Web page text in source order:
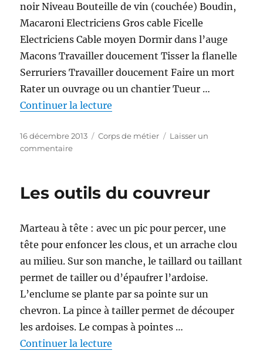
noir Niveau Bouteille de vin (couchée) Boudin,
Macaroni Electriciens Gros cable Ficelle
Electriciens Cable moyen Dormir dans l’auge
Macons Travailler doucement Tisser la flanelle
Serruriers Travailler doucement Faire un mort
Rater un ouvrage ou un chantier Tueur …
Continuer la lecture
Publié
le
16 décembre 2013 Catégories
Corps de métier
Laisser un
commentairesur
bâtiment
Les outils du couvreur
Marteau à tête : avec un pic pour percer, une
tête pour enfoncer les clous, et un arrache clou
au milieu. Sur son manche, le taillard ou taillant
permet de tailler ou d’épaufrer l’ardoise.
L’enclume se plante par sa pointe sur un
chevron. La pince à tailler permet de découper
les ardoises. Le compas à pointes …
Continuer la lecture